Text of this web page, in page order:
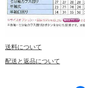
送料について
配送と返品について